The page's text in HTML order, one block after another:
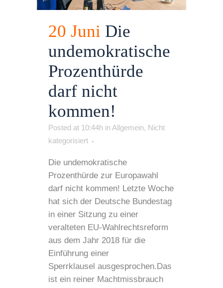
20 Juni Die
undemokratische
Prozenthürde
darf nicht
kommen!
Posted at 10:44h inAllgemein, Nicht
kategorisiert
Die undemokratische
Prozenthürde zur Europawahl
darf nicht kommen! Letzte Woche
hat sich der Deutsche Bundestag
in einer Sitzung zu einer
veralteten EU-Wahlrechtsreform
aus dem Jahr 2018 für die
Einführung einer
Sperrklausel ausgesprochen.Das
ist ein reiner Machtmissbrauch